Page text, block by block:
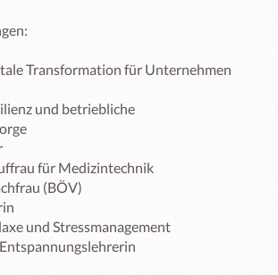
Transformation für Unternehmen
und betriebliche
für Medizintechnik
(BÖV)
und Stressmanagement